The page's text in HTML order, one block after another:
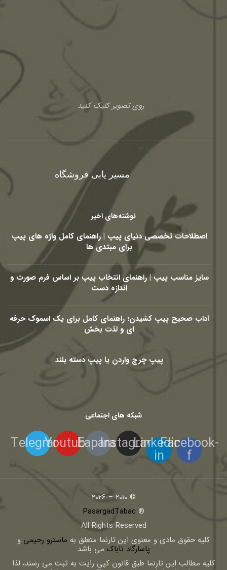
روی تصویر کلیک کنید
مسیر یابی فروشگاه
نوشته‌های اخیر
اصطلاحات تخصصی دنیای پیپ | راهنمای کامل واژه های پیپ
برای مبتدی ها
سایز مناسب پیپ | راهنمای انتخاب پیپ بر اساس فرم صورت و
اندازه دست
آداب صحیح پیپ کشیدن؛ راهنمای کامل برای یک اسموک حرفه
ای و لذت بخش
پیپ چرچ واردن یا پیپ دسته بلند
شبکه های اجتماعی
Facebook-
f
Linkedin-
in
Instagram
Eaparat
Youtube
Telegram
© 2010 – 2026
®
PasargadTabac
All Rights Reserved
كليه حقوق مادی و معنوی اين تارنما متعلق به ماسترو رحیمی و
پاسارگاد تاباک می باشد
کلیه مطالب این تارنما طبق قانون کپی رایت به ثبت می رسند، لذا